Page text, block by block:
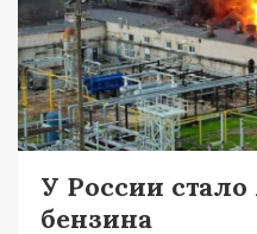
У России
бензина